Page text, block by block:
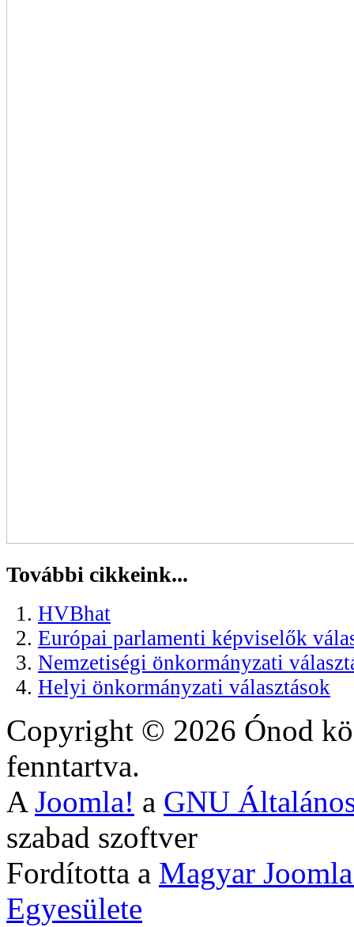
További cikkeink...
HVBhat
Európai parlamenti képviselők
Nemzetiségi önkormányzati
Helyi önkormányzati választások
Copyright © 2026 Ónod
fenntartva.
A Joomla! a GNU
szabad szoftver
Fordította a Magyar
Egyesülete